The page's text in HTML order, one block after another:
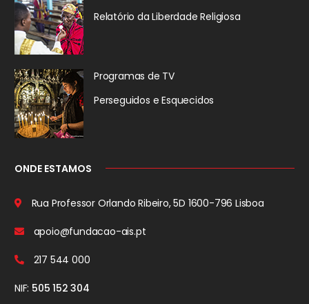
Relatório da Liberdade Religiosa
Programas de TV
Perseguidos e Esquecidos
ONDE ESTAMOS
Rua Professor Orlando Ribeiro, 5D 1600-796 Lisboa
apoio@fundacao-ais.pt
217 544 000
NIF: 505 152 304